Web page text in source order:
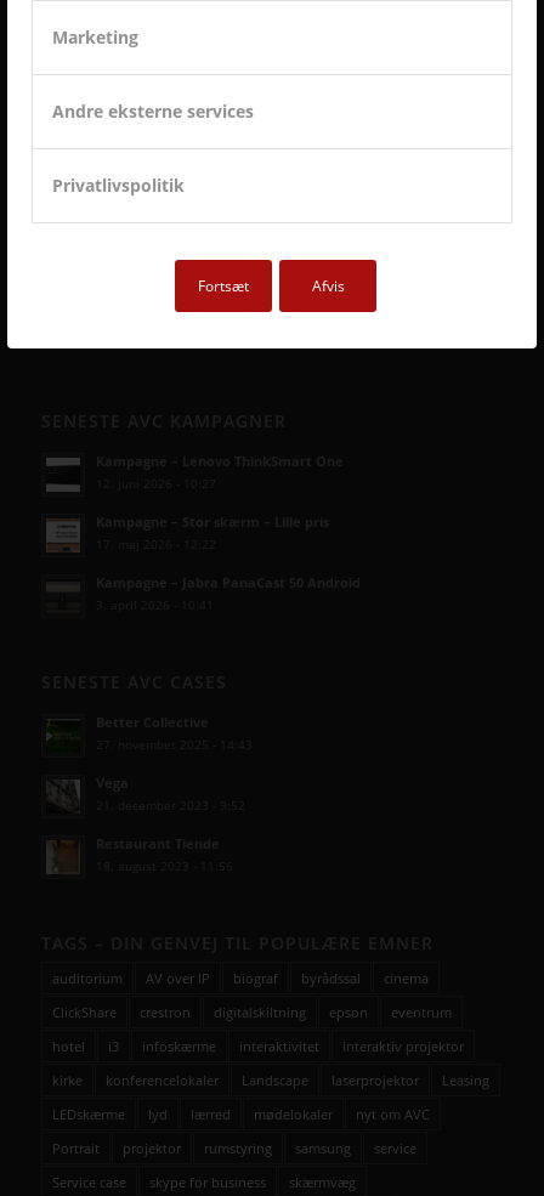
Marketing
Andre eksterne services
Privatlivspolitik
Fortsæt Afvis
auditorium AV over IP biograf byrådssal
cinema
ClickShare
crestron digitalskiltning epson
eventrum
hotel
i3 infoskærme interaktivitet
interaktiv projektor
kirke
konferencelokaler Landscape laserprojektor
Leasing
LEDskærme
lyd lærred mødelokaler
nyt om AVC
Portrait
projektor rumstyring samsung
service
Service case
skype for business
skærmvæg